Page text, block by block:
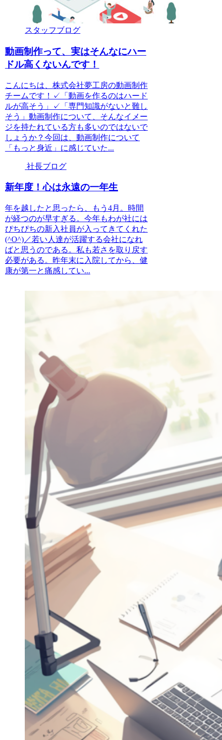
スタッフブログ
動画制作って、実はそんなにハー
ドル高くないんです！
こんにちは、株式会社夢工房の動画制作
チームです！✓「動画を作るのはハード
ルが高そう」✓「専門知識がないと難し
そう」動画制作について、そんなイメー
ジを持たれている方も多いのではないで
しょうか？今回は、動画制作について
「もっと身近」に感じていた...
社長ブログ
新年度！心は永遠の一年生
年を越したと思ったら、もう4月。時間
が経つのが早すぎる。今年もわが社には
ぴちぴちの新入社員が入ってきてくれた
(^O^)／若い人達が活躍する会社になれ
ばと思うのである。私も若さを取り戻す
必要がある。昨年末に入院してから、健
康が第一と痛感してい...